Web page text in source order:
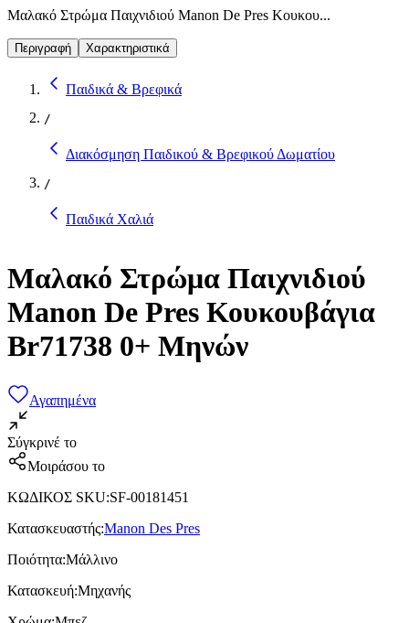
Μαλακό Στρώμα Παιχνιδιού Manon De Pres Κουκου...
Περιγραφή Χαρακτηριστικά
Παιδικά & Βρεφικά
/
Διακόσμηση Παιδικού & Βρεφικού Δωματίου
/
Παιδικά Χαλιά
Μαλακό Στρώμα Παιχνιδιού
Manon De Pres Κουκουβάγια
Br71738 0+ Μηνών
Αγαπημένα
Σύγκρινέ το
Μοιράσου το
ΚΩΔΙΚΟΣ SKU:SF-00181451
Κατασκευαστής:Manon Des Pres
Ποιότητα:Μάλλινο
Κατασκευή:Μηχανής